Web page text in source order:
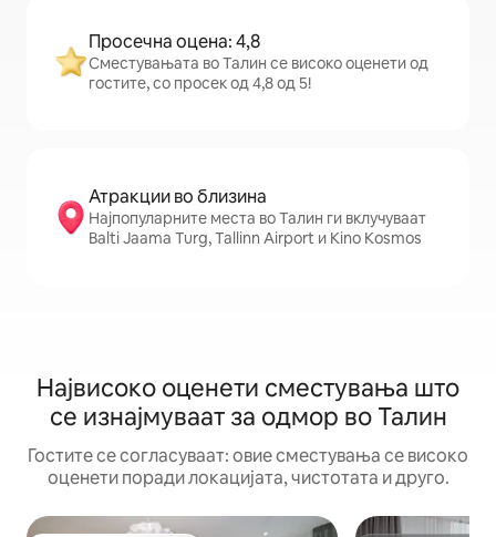
Просечна оцена: 4,8
Сместувањата во Талин се високо оценети од
гостите, со просек од 4,8 од 5!
Атракции во близина
Најпопуларните места во Талин ги вклучуваат
Balti Jaama Turg, Tallinn Airport и Kino Kosmos
Највисоко оценети сместувања што
се изнајмуваат за одмор во Талин
Гостите се согласуваат: овие сместувања се високо
оценети поради локацијата, чистотата и друго.